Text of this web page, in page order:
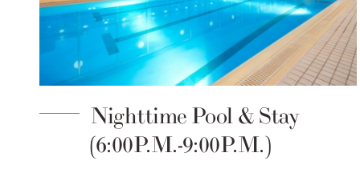
Nighttime Pool & Stay
(6:00P.M.-9:00P.M.)